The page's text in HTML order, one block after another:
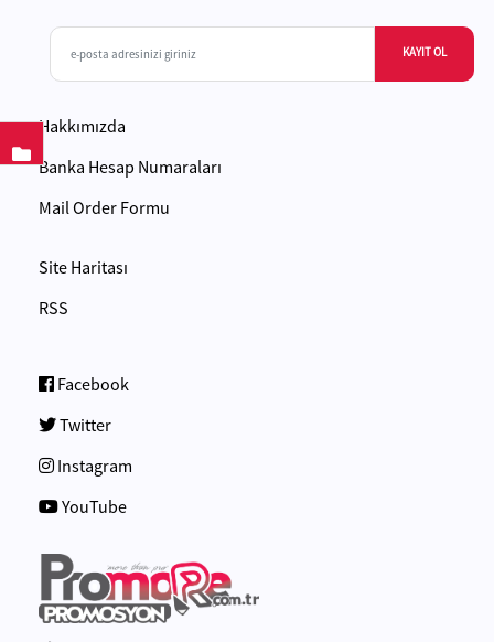
KAYIT OL
Hakkımızda
Banka Hesap Numaraları
Mail Order Formu
Site Haritası
RSS
Facebook
Twitter
Instagram
YouTube